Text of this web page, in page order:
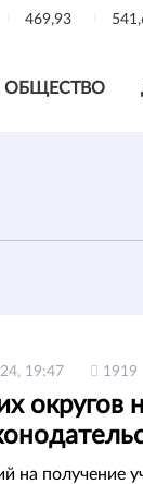
469,93
ОБЩЕСТВО
19:47 1919
округов
на получение